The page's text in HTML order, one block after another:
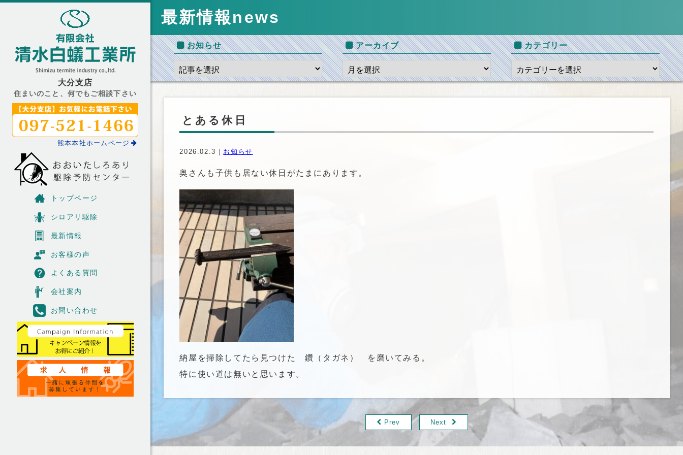
大分支店
住まいのこと、何でもご相談下さい
熊本本社ホームページ
トップページ
シロアリ駆除
最新情報
お客様の声
よくある質問
会社案内
お問い合わせ
最新情報news
お知らせ アーカイブ カテゴリー
とある休日
2026.02.3｜ お知らせ
奥さんも子供も居ない休日がたまにあります。
納屋を掃除してたら見つけた 鑽（タガネ） を磨いてみる。
特に使い道は無いと思います。
Prev Next